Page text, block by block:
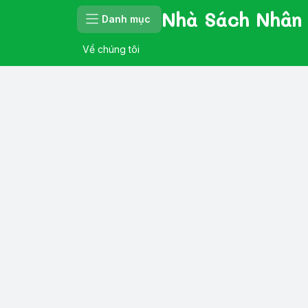
Danh mục Nhà Sách Nhân
Về chúng tôi